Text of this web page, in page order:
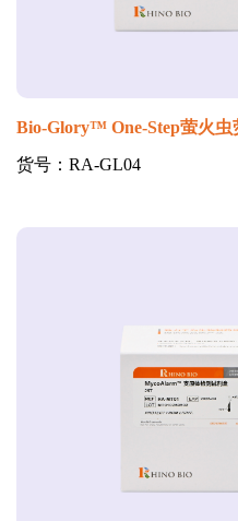
Bio-Glory™ One-Step萤火
货号：RA-GL04